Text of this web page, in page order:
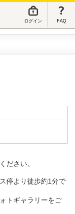
ログイン FAQ
ださい。
停より徒歩約1分で
トギャラリーをご